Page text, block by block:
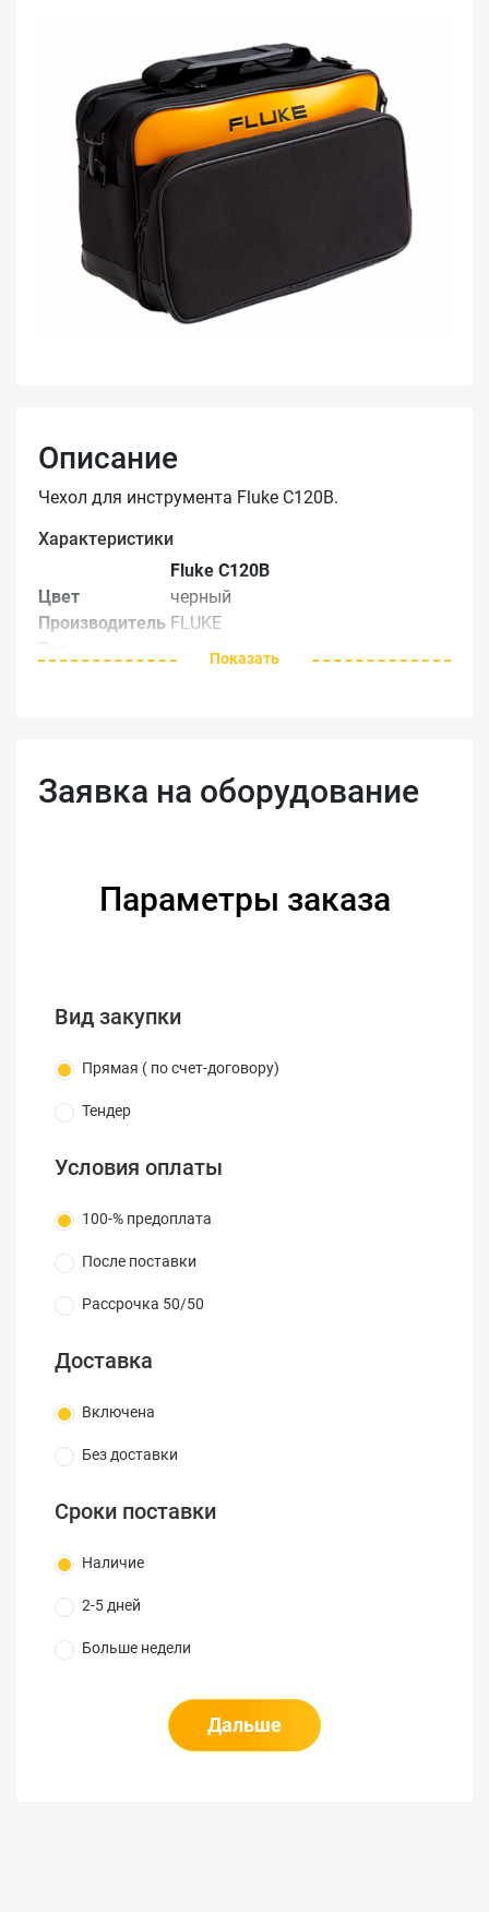
Описание
Чехол для инструмента Fluke C120В.
Характеристики
Fluke C120В
Цвет
черный
Производитель FLUKE
Показать
Заявка на оборудование
Параметры заказа
Вид закупки
Прямая ( по счет-договору)
Тендер
Условия оплаты
100-% предоплата
После поставки
Рассрочка 50/50
Доставка
Включена
Без доставки
Сроки поставки
Наличие
2-5 дней
Больше недели
Дальше